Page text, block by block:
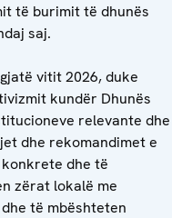
të burimit të dhunës
saj.
vitit 2026, duke
kundër Dhunës
relevante dhe
dhe rekomandimet e
dhe të
zërat lokalë me
të mbështeten